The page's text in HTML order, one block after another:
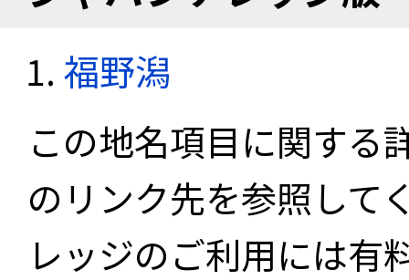
福野潟
この地名項目に関する
のリンク先を参照して
レッジのご利用には有